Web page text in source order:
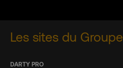
Les sites du Groupe
DARTY PRO